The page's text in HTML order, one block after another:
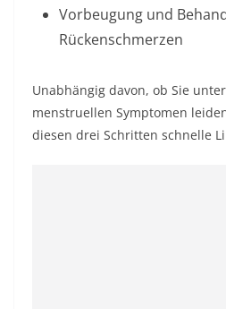
Vorbeugung und
Rückenschmerzen
Unabhängig davon, ob Sie
menstruellen Symptomen
diesen drei Schritten schnelle